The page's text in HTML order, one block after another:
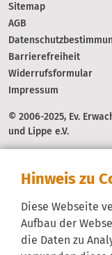
© 2006-2025, Ev.
und Lippe e.V.
Sitemap
AGB
Barrierefreiheit
Widerrufsformular
Impressum
Hinweis zu
Diese Webseite
Aufbau der
die Daten zu